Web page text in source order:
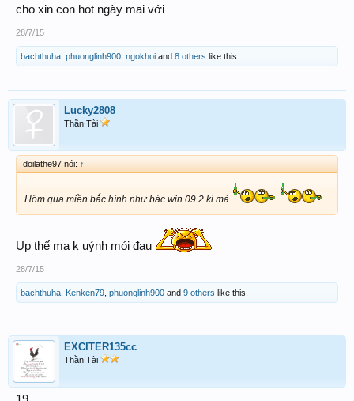
cho xin con hot ngày mai với
28/7/15
bachthuha phuonglinh900 ngokhoi and 8 others like this.
Lucky2808
Thần Tài
doilathe97 nói: ↑
Hôm qua miền bắc hình như bác win 09 2 ki mà
Up thế ma k uýnh mói đau
28/7/15
bachthuha Kenken79 phuonglinh900 and 9 others like this.
EXCITER135cc
Thần Tài